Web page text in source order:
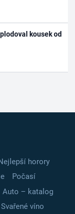
kousek od
horory
Počasí
Auto – katalog
Svařené víno